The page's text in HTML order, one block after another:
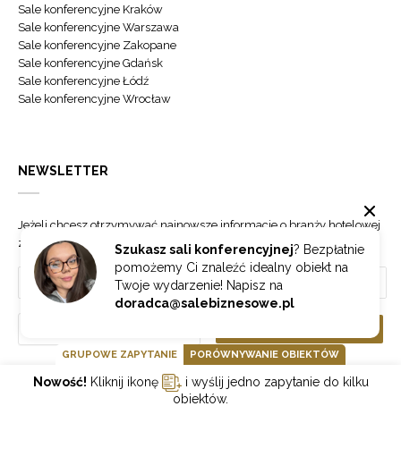
Szukasz sali konferencyjnej? Bezpłatnie
pomożemy Ci znaleźć idealny obiekt na
Twoje wydarzenie! Napisz na
doradca@salebiznesowe.pl
Sale konferencyjne Kraków
Sale konferencyjne Warszawa
Sale konferencyjne Zakopane
Sale konferencyjne Gdańsk
Sale konferencyjne Łódź
Sale konferencyjne Wrocław
NEWSLETTER
Jeżeli chcesz otrzymywać najnowsze informacje o branży hotelowej
zapisz się do naszego newslettera.
GOONLINE.PL SPÓŁKA Z OGRANICZONĄ ODPOWIEDZIALNOŚCIĄ SP.K.
GRUPOWE ZAPYTANIE PORÓWNYWANIE OBIEKTÓW
Nowość! Kliknij ikonę
i wyślij jedno zapytanie do kilku
obiektów.